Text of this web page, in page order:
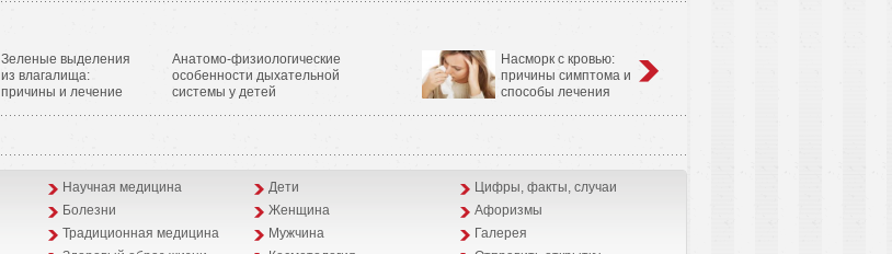
Зеленые выделения
из влагалища:
причины и лечение
Анатомо-физиологические
особенности дыхательной
системы у детей
Насморк с кровью:
причины симптома и
способы лечения
Научная медицина Дети
Цифры, факты, случаи
Болезни Женщина
Афоризмы
Традиционная медицина Мужчина
Галерея